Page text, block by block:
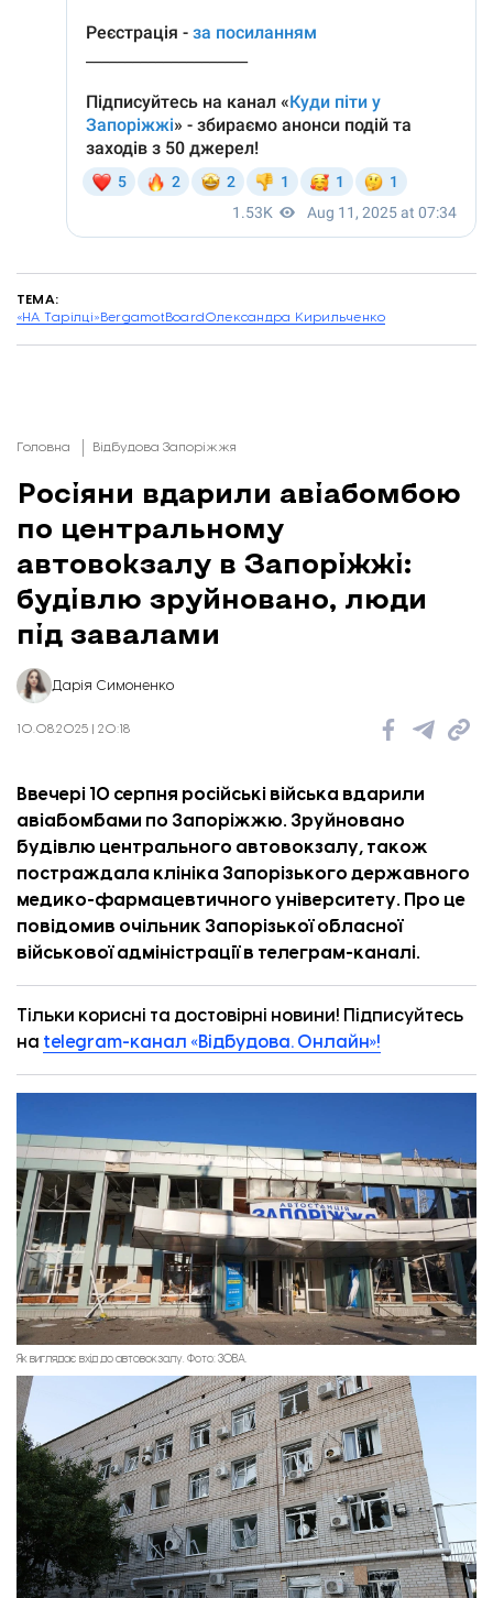
ТЕМА:
«НА Тарілці»BergamotBoardОлександра Кирильченко
Головна Відбудова Запоріжжя
Росіяни вдарили авіабомбою
по центральному
автовокзалу в Запоріжжі:
будівлю зруйновано, люди
під завалами
Дарія Симоненко
10.08.2025 | 20:18
Ввечері 10 серпня російські війська вдарили
авіабомбами по Запоріжжю. Зруйновано
будівлю центрального автовокзалу, також
постраждала клініка Запорізького державного
медико-фармацевтичного університету. Про це
повідомив очільник Запорізької обласної
військової адміністрації в телеграм-каналі.
Тільки корисні та достовірні новини! Підписуйтесь
на telegram-канал «Відбудова. Онлайн»!
Як виглядає вхід до автовокзалу. Фото: ЗОВА.